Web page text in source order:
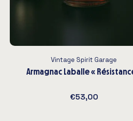
Vintage Spirit Garage
Armagnac Laballe «
€53,00